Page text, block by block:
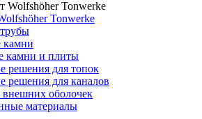
Tonwerke
камни
камни и плиты
решения для топок
решения для каналов
оболочек
материалы